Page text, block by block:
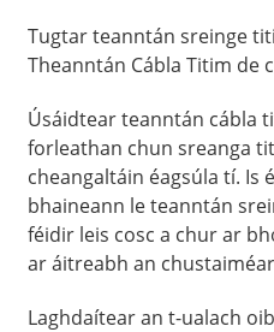
Tugtar teanntán sreinge
Theanntán Cábla Titim de
Úsáidtear teanntán cábla
forleathan chun sreanga
cheangaltáin éagsúla tí. Is
bhaineann le teanntán
féidir leis cosc ​​a chur ar
ar áitreabh an
Laghdaítear an t-ualach